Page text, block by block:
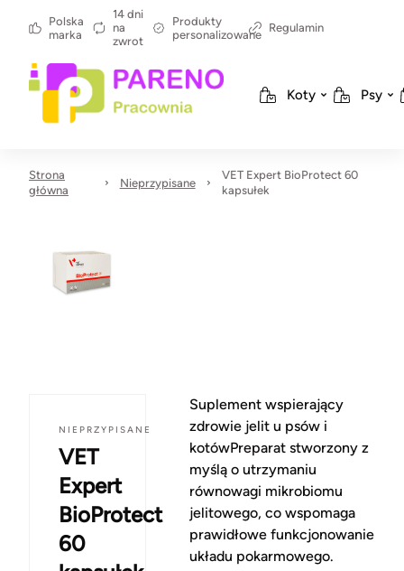
Polska
marka
14 dni
na
zwrot
Produkty
personalizowane Regulamin
Koty Psy
Strona
główna
Nieprzypisane
VET Expert BioProtect 60
kapsułek
NIEPRZYPISANE
VET
Expert
BioProtect
60
Suplement wspierający
zdrowie jelit u psów i
kotówPreparat stworzony z
myślą o utrzymaniu
równowagi mikrobiomu
jelitowego, co wspomaga
prawidłowe funkcjonowanie
układu pokarmowego.